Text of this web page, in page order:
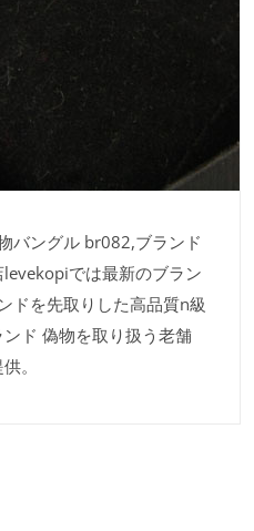
バングル br082,ブランド
では最新のブラン
ドを先取りした高品質n級
ド 偽物を取り扱う老舗
。